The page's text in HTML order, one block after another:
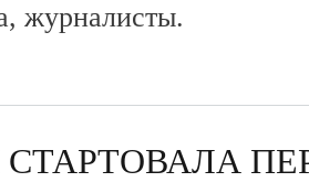
журналисты.